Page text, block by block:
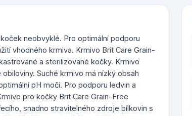
neobvyklé. Pro optimální podporu
vhodného krmiva. Krmivo Brit Care Grain-
a sterilizované kočky. Krmivo
Suché krmivo má nízký obsah
pH moči. Pro podporu ledvin a
pro kočky Brit Care Grain-Free
snadno stravitelného zdroje bílkovin s